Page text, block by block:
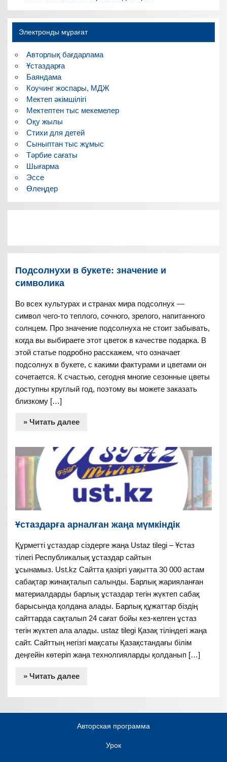
Электронды мұрағат
Авторлық бағдарлама
Ұстаздарға
Баяндама
Коучинг жоспары, МДЖ
Мектеп әкімшілігі
Мектептен тыс мекемелер
Оқу жылы
Стихи для детей
Сыныптан тыс жұмыс
Тәрбие сағаты
Шығарма
Эссе
Өлеңдер
Подсолнухи в букете: значение и
символика
Во всех культурах и странах мира подсолнух —
символ чего-то теплого, сочного, зрелого, напитанного
солнцем. Про значение подсолнуха не стоит забывать,
когда вы выбираете этот цветок в качестве подарка. В
этой статье подробно расскажем, что означает
подсолнух в букете, с какими фактурами и цветами он
сочетается. К счастью, сегодня многие сезонные цветы
доступны круглый год, поэтому вы можете заказать
близкому […]
» Читать далее
Ұстаздарға арналған жаңа мүмкіндік
Құрметті ұстаздар сіздерге жаңа Ustaz tilegi – Ұстаз
тілегі Республикалық ұстаздар сайтын
ұсынамыз. Ust.kz Сайтта қазіргі уақытта 30 000 астам
сабақтар жинақталып салынды. Барлық жарияланған
материалдарды барлық ұстаздар тегін жүктеп сабақ
барысында қолдана алады. Барлық құжаттар біздің
сайттарда сақталып 24 сағат бойы кез-келген ұстаз
тегін жүктеп ала алады. ustaz tilegi Қазақ тіліндегі жаңа
сайт. Сайттың негізгі мақсаты Қазақстандағы білім
деңгейін көтеріп жаңа технолгияларды қолданып […]
» Читать далее
Авторская программа
Урок